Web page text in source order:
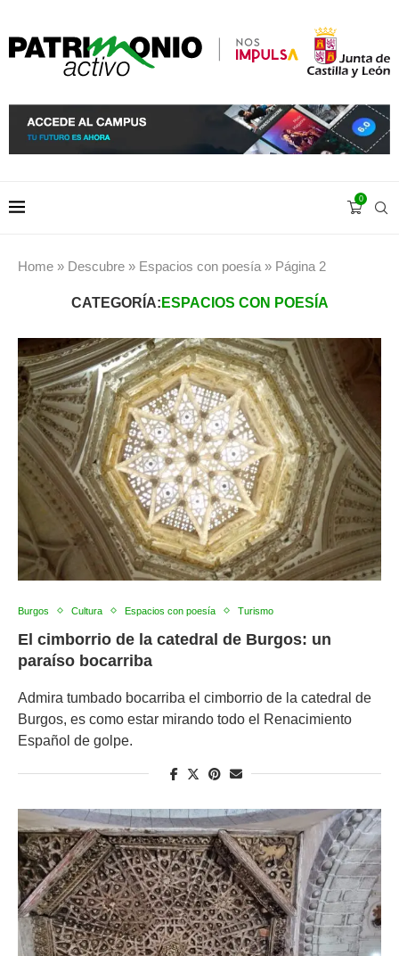
0
Home » Descubre » Espacios con poesía » Página 2
CATEGORÍA: ESPACIOS CON POESÍA
Burgos Cultura Espacios con poesía Turismo
El cimborrio de la catedral de Burgos: un
paraíso bocarriba
Admira tumbado bocarriba el cimborrio de la catedral de
Burgos, es como estar mirando todo el Renacimiento
Español de golpe.